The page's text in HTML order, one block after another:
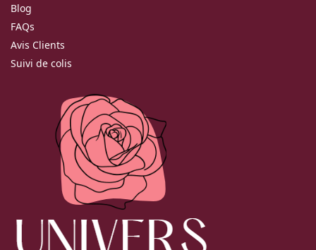
Blog
FAQs
Avis Clients
Suivi de colis